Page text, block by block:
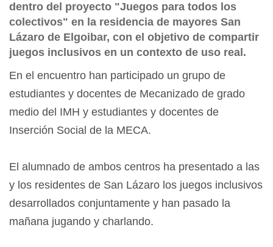
dentro del proyecto "Juegos para todos los
colectivos" en la residencia de mayores San
Lázaro de Elgoibar, con el objetivo de compartir
juegos inclusivos en un contexto de uso real.
En el encuentro han participado un grupo de
estudiantes y docentes de Mecanizado de grado
medio del IMH y estudiantes y docentes de
Inserción Social de la MECA.
El alumnado de ambos centros ha presentado a las
y los residentes de San Lázaro los juegos inclusivos
desarrollados conjuntamente y han pasado la
mañana jugando y charlando.